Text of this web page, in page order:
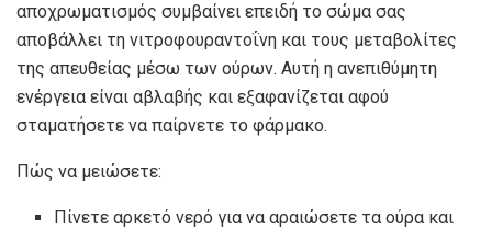
αποχρωματισμός συμβαίνει επειδή το σώμα σας
αποβάλλει τη νιτροφουραντοΐνη και τους μεταβολίτες
της απευθείας μέσω των ούρων. Αυτή η ανεπιθύμητη
ενέργεια είναι αβλαβής και εξαφανίζεται αφού
σταματήσετε να παίρνετε το φάρμακο.
Πώς να μειώσετε:
Πίνετε αρκετό νερό για να αραιώσετε τα ούρα και